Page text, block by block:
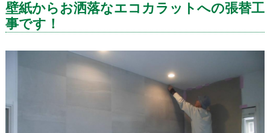
壁紙からお洒落なエコカラットへの張替工
事です！